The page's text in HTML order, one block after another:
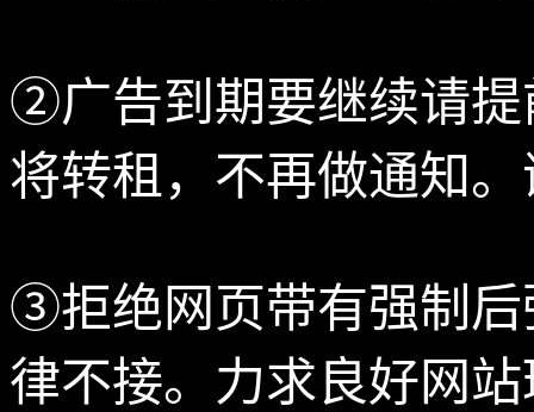
②广告到期要继续请提
将转租，不再做通知
③拒绝网页带有强制后
律不接。力求良好网